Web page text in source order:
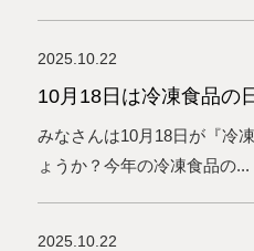
2025.10.22
10月18日は冷凍食品の
みなさんは10月18日が『冷
ょうか？今年の冷凍食品の...
2025.10.22